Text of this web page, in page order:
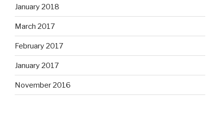
January 2018
March 2017
February 2017
January 2017
November 2016